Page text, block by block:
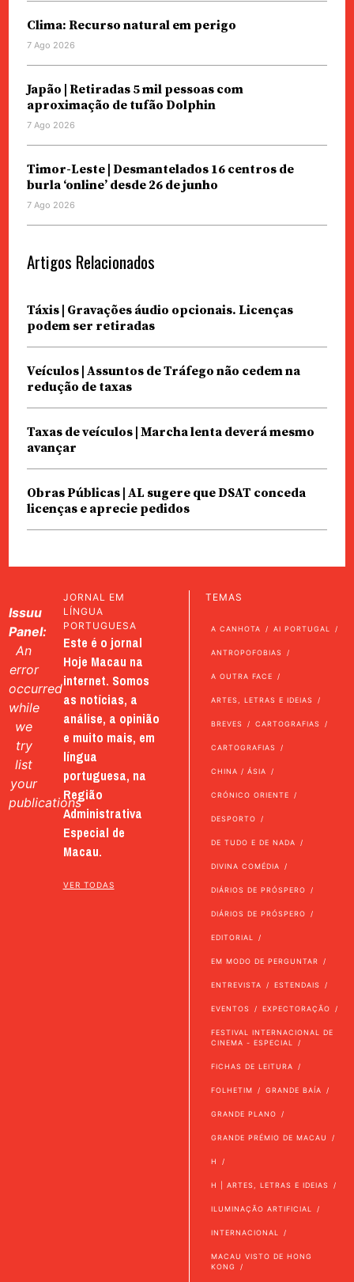
Clima: Recurso natural em perigo
7 Ago 2026
Japão | Retiradas 5 mil pessoas com
aproximação de tufão Dolphin
7 Ago 2026
Timor-Leste | Desmantelados 16 centros de
burla ‘online’ desde 26 de junho
7 Ago 2026
Artigos Relacionados
Táxis | Gravações áudio opcionais. Licenças
podem ser retiradas
Veículos | Assuntos de Tráfego não cedem na
redução de taxas
Taxas de veículos | Marcha lenta deverá mesmo
avançar
Obras Públicas | AL sugere que DSAT conceda
licenças e aprecie pedidos
Issuu
Panel:
An
error
occurred
while
we
try
list
your
publications
JORNAL EM
LÍNGUA
PORTUGUESA
Este é o jornal
Hoje Macau na
internet. Somos
as notícias, a
análise, a opinião
e muito mais, em
língua
portuguesa, na
Região
Administrativa
Especial de
Macau.
VER TODAS
TEMAS
A CANHOTA AI PORTUGAL
ANTROPOFOBIAS
A OUTRA FACE
ARTES, LETRAS E IDEIAS
BREVES CARTOGRAFIAS
CARTOGRAFIAS
CHINA / ÁSIA
CRÓNICO ORIENTE
DESPORTO
DE TUDO E DE NADA
DIVINA COMÉDIA
DIÁRIOS DE PRÓSPERO
DIÁRIOS DE PRÓSPERO
EDITORIAL
EM MODO DE PERGUNTAR
ENTREVISTA ESTENDAIS
EVENTOS EXPECTORAÇÃO
FESTIVAL INTERNACIONAL DE
CINEMA - ESPECIAL
FICHAS DE LEITURA
FOLHETIM GRANDE BAÍA
GRANDE PLANO
GRANDE PRÉMIO DE MACAU
H
H | ARTES, LETRAS E IDEIAS
ILUMINAÇÃO ARTIFICIAL
INTERNACIONAL
MACAU VISTO DE HONG
KONG